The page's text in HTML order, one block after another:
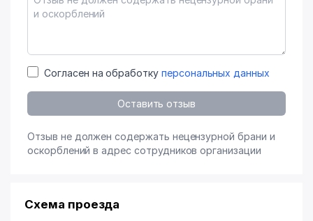
Согласен на обработку персональных данных
Оставить отзыв
Отзыв не должен содержать нецензурной брани и
оскорблений в адрес сотрудников организации
Схема проезда